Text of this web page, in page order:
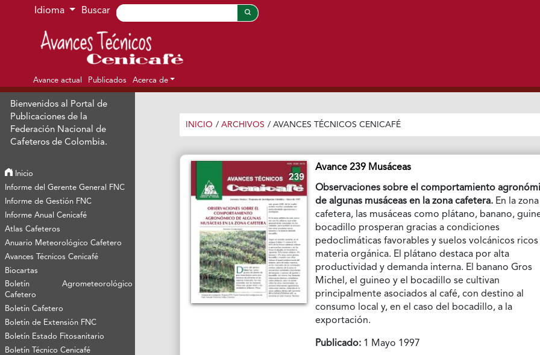
Ir al menú de navegación principal
Ir al contenido principal
Ir al pie de página del sitio
Idioma Buscar
Avance actual Publicados Acerca de
Bienvenidos al Portal de
Publicaciones de la
Federación Nacional de
Cafeteros de Colombia.
Inicio
Informe del Gerente General FNC
Informe de Gestión FNC
Informe Anual Cenicafé
Atlas Cafeteros
Anuario Meteorológico Cafetero
Avances Técnicos Cenicafé
Biocartas
Boletín Agrometeorológico
Cafetero
Boletín Cafetero
Boletín de Extensión FNC
Boletín Estado Fitosanitario
Boletín Técnico Cenicafé
INICIO / ARCHIVOS / AVANCES TÉCNICOS CENICAFÉ
Avance 239 Musáceas
Observaciones sobre el comportamiento
de algunas musáceas en la zona cafetera. En la zona
cafetera, las musáceas como plátano, banano,
bocadillo prosperan gracias a condiciones
pedoclimáticas favorables y suelos volcánicos ricos
materia orgánica. El plátano destaca por alta
productividad y demanda interna. El banano Gros
Michel, el guineo y el bocadillo se cultivan
principalmente asociados al café, con destino al
consumo local y, en el caso del bocadillo, a la
exportación.
Publicado: 1 Mayo 1997